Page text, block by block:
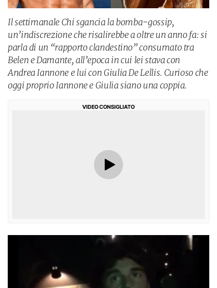
Il settimanale Chi sgancia la bomba-gossip,
un’indiscrezione che risalirebbe a oltre un anno fa: si
parla di un “rapporto clandestino” consumato tra
Belen e Damante, all’epoca in cui lei stava con
Andrea Iannone e lui con Giulia De Lellis. Curioso che
oggi proprio Iannone e Giulia siano una coppia.
VIDEO CONSIGLIATO